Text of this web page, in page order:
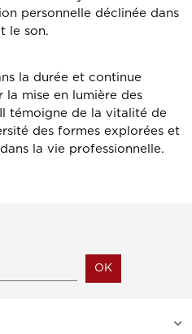
personnelle déclinée dans
le son.
la durée et continue
la mise en lumière des
témoigne de la vitalité de
des formes explorées et
la vie professionnelle.